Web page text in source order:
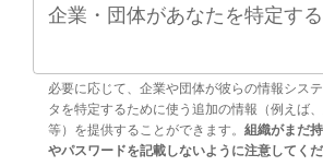
必要に応じて、企業や団体が彼らの情報シス
タを特定するために使う追加の情報（例えば
等）を提供することができます。 組織がまだ
やパスワードを記載しないように注意してくだ